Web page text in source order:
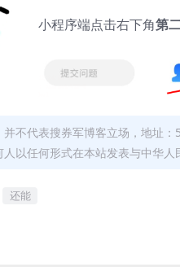
小程序端点击右下角第
不代表搜券军博客立场，地址
以任何形式在本站发表与中华人
还能